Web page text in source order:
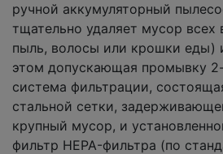
ручной аккумуляторный
тщательно удаляет мусор всех
пыль, волосы или крошки еды)
этом допускающая промывку 2-
система фильтрации,
стальной сетки,
крупный мусор, и
фильтр HEPA-фильтра (по